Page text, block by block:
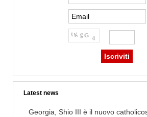
Latest news
Georgia, Shio III è il nuovo